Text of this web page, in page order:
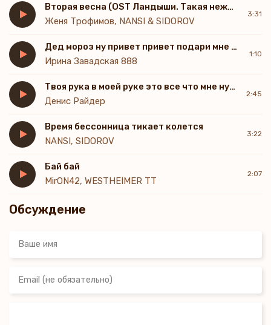
Без адреса
А я всё жду
Вторая весна (OST Ландыши. Такая нежная любовь)
Женя Трофимов, NANSI & SIDOROV
3:31
Дед мороз ну привет привет подари мне бабки и успех
Ирина Завадская 888
1:10
Твоя рука в моей руке это все что мне нужно
Денис Райдер
2:45
Время бессонница тикает колется
NANSI, SIDOROV
3:22
Бай бай
MirON42, WESTHEIMER TT
2:07
Обсуждение